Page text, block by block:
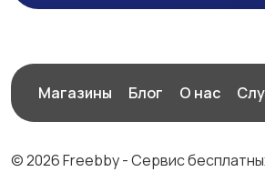
Магазины Блог О нас
© 2026 Freebby - Сервис